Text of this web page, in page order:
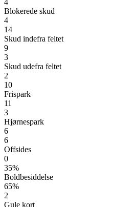
4
Blokerede skud
4
14
Skud indefra feltet
9
3
Skud udefra feltet
2
10
Frispark
11
3
Hjørnespark
6
6
Offsides
0
35%
Boldbesiddelse
65%
2
Gule kort